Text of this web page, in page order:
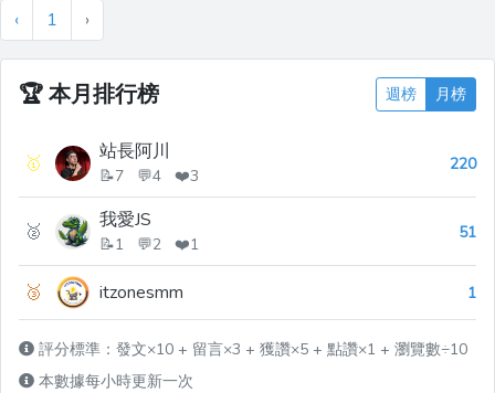
‹ 1 ›
🏆本月排行榜 週榜 月榜
🥇 站長阿川
📝7 💬4 ❤️3
220
🥈 我愛JS
📝1 💬2 ❤️1
51
🥉 itzonesmm 1
評分標準：發文×10 + 留言×3 + 獲讚×5 + 點讚×1 + 瀏覽數÷10
本數據每小時更新一次